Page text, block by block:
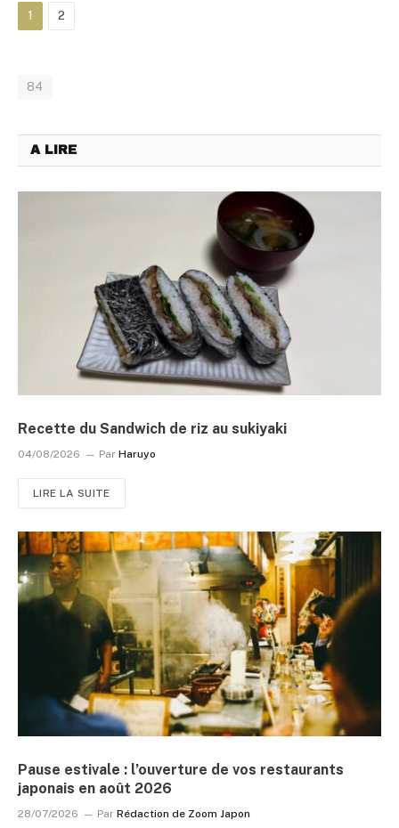
1 2
84
A LIRE
Recette du Sandwich de riz au sukiyaki
04/08/2026 Par Haruyo
LIRE LA SUITE
Pause estivale : l’ouverture de vos restaurants
japonais en août 2026
28/07/2026 Par Rédaction de Zoom Japon